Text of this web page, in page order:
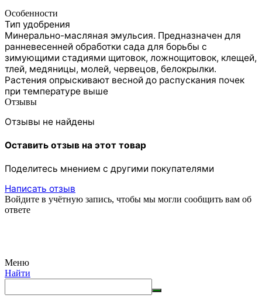
Особенности
Тип удобрения
Минерально-масляная эмульсия. Предназначен для
ранневесенней обработки сада для борьбы с
зимующими стадиями щитовок, ложнощитовок, клещей,
тлей, медяницы, молей, червецов, белокрылки.
Растения опрыскивают весной до распускания почек
при температуре выше
Отзывы
Отзывы не найдены
Оставить отзыв на этот товар
Поделитесь мнением с другими покупателями
Написать отзыв
Войдите в учётную запись, чтобы мы могли сообщить вам об
ответе
Меню
Найти